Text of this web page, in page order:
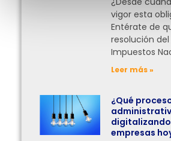
vigor esta
Entérate de
resolución
Impuestos
Leer más »
¿Qué
empresas